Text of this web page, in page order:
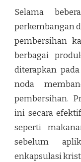
Selama
perkembangan
pembersihan
berbagai
diterapkan
noda
pembersihan.
ini secara
seperti
sebelum
enkapsulasi